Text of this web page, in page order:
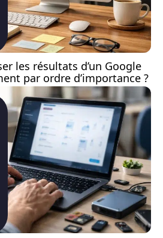
les résultats d’un Google
par ordre d’importance ?